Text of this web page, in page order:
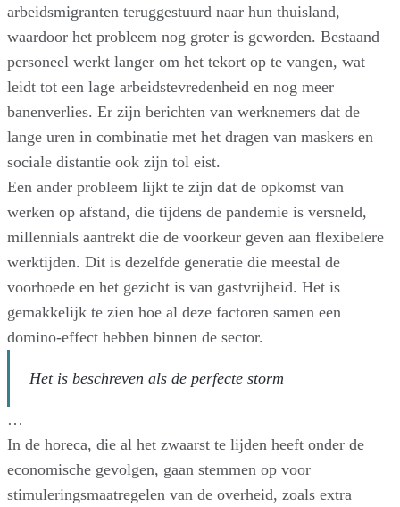
arbeidsmigranten teruggestuurd naar hun thuisland,
waardoor het probleem nog groter is geworden. Bestaand
personeel werkt langer om het tekort op te vangen, wat
leidt tot een lage arbeidstevredenheid en nog meer
banenverlies. Er zijn berichten van werknemers dat de
lange uren in combinatie met het dragen van maskers en
sociale distantie ook zijn tol eist.
Een ander probleem lijkt te zijn dat de opkomst van
werken op afstand, die tijdens de pandemie is versneld,
millennials aantrekt die de voorkeur geven aan flexibelere
werktijden. Dit is dezelfde generatie die meestal de
voorhoede en het gezicht is van gastvrijheid. Het is
gemakkelijk te zien hoe al deze factoren samen een
domino-effect hebben binnen de sector.
Het is beschreven als de perfecte storm
…
In de horeca, die al het zwaarst te lijden heeft onder de
economische gevolgen, gaan stemmen op voor
stimuleringsmaatregelen van de overheid, zoals extra